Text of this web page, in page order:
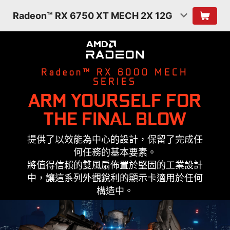
Radeon™ RX 6750 XT MECH 2X 12G
Radeon™ RX 6000 MECH
SERIES
ARM YOURSELF FOR
THE FINAL BLOW
提供了以效能為中心的設計，保留了完成任
何任務的基本要素。
將值得信賴的雙風扇佈置於堅固的工業設計
中，讓這系列外觀銳利的顯示卡適用於任何
構造中。